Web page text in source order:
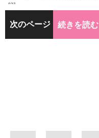
次のページ 続きを読む